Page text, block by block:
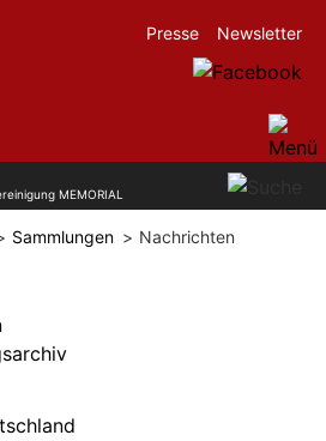
MEMORIAL
Presse Newsletter
Sammlungen Nachrichten